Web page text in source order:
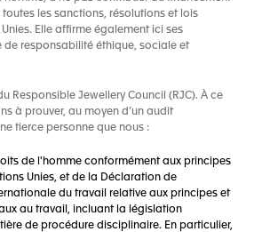
les sanctions, résolutions et lois
Elle affirme également ici ses
de responsabilité éthique, sociale et
Responsible Jewellery Council (RJC). À ce
à prouver, au moyen d’un audit
tierce personne que nous :
de l'homme conformément aux principes
Unies, et de la Déclaration de
du travail relative aux principes et
au travail, incluant la législation
de procédure disciplinaire. En particulier,